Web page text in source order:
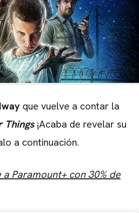
que vuelve a contar la
Things ¡Acaba de revelar su
a continuación.
Paramount+ con 30% de